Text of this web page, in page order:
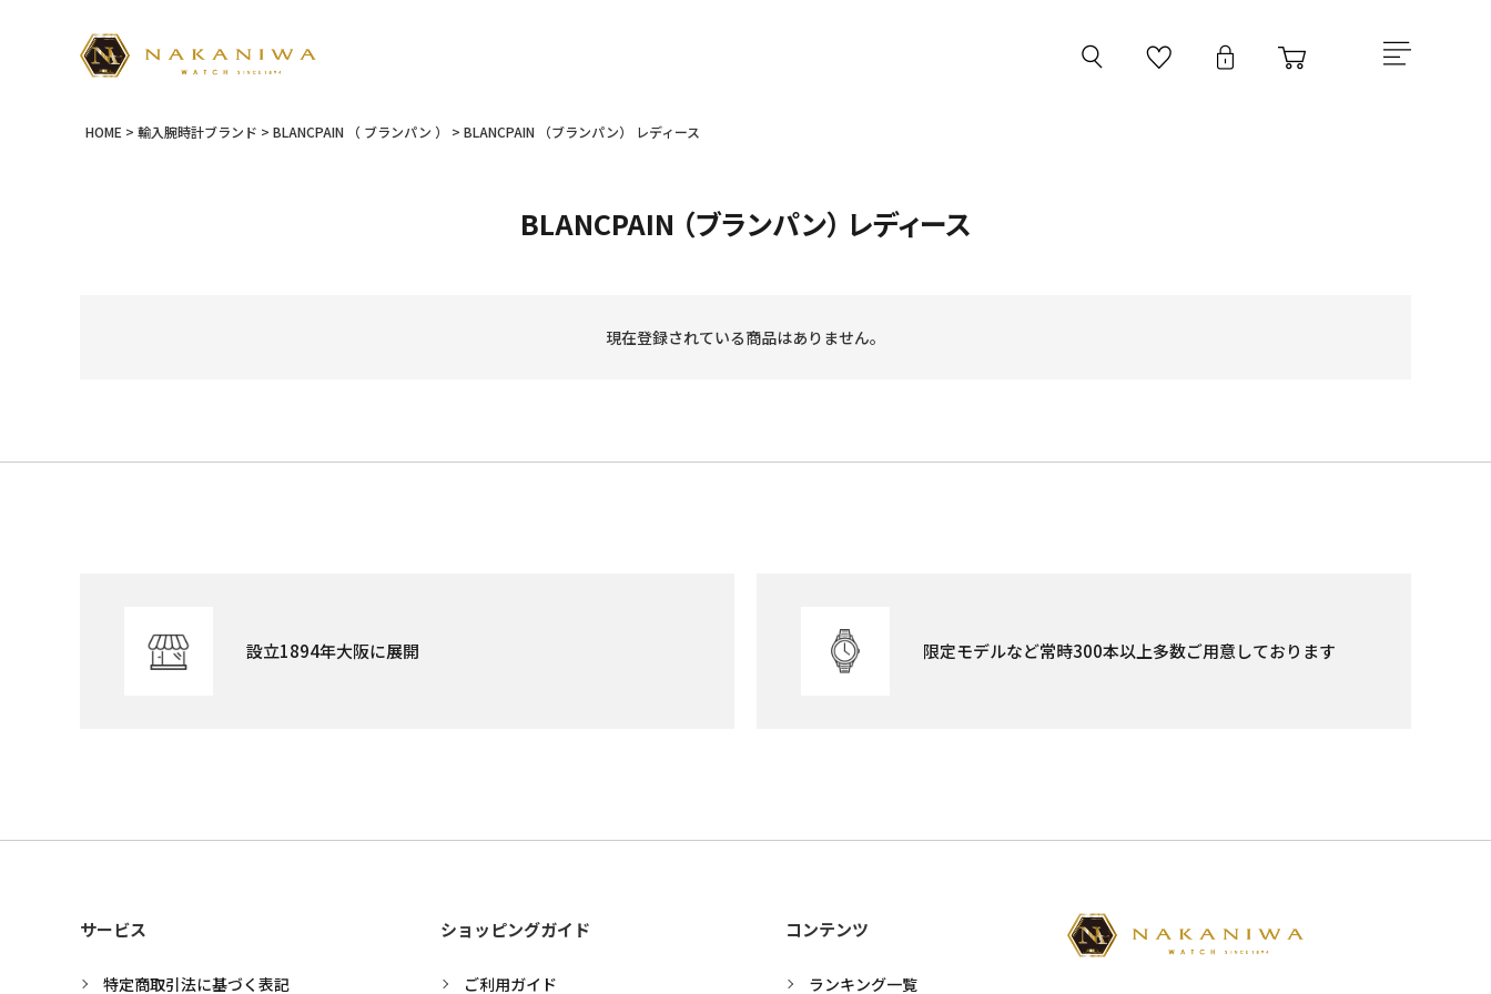
HOME 輸入腕時計ブランド BLANCPAIN （ ブランパン ） BLANCPAIN （ブランパン） レディース
BLANCPAIN （ブランパン） レディース
現在登録されている商品はありません。
設立1894年大阪に展開 限定モデルなど常時300本以上多数ご用意しております
サービス
特定商取引法に基づく表記
ショッピングガイド
ご利用ガイド
コンテンツ
ランキング一覧